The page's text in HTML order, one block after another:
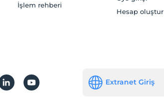
İşlem rehberi
Hesap oluştur
Extranet Giriş